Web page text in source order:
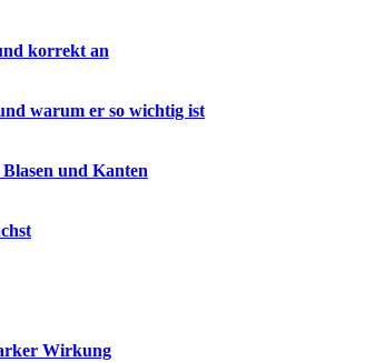
korrekt an
warum er so wichtig ist
und Kanten
Wirkung